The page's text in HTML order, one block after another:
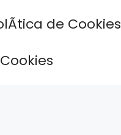
de Cookies